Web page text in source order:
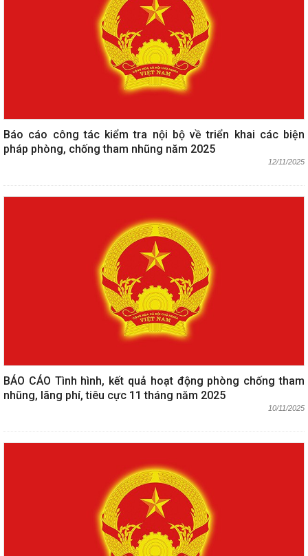
Báo cáo công tác kiểm tra nội bộ về triển khai các biện
pháp phòng, chống tham nhũng năm 2025
12/11/2025
BÁO CÁO Tình hình, kết quả hoạt động phòng chống tham
nhũng, lãng phí, tiêu cực 11 tháng năm 2025
10/11/2025